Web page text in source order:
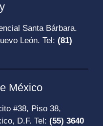
Santa Bárbara.
León. Tel: (81)
México
#38, Piso 38,
D.F. Tel: (55) 3640